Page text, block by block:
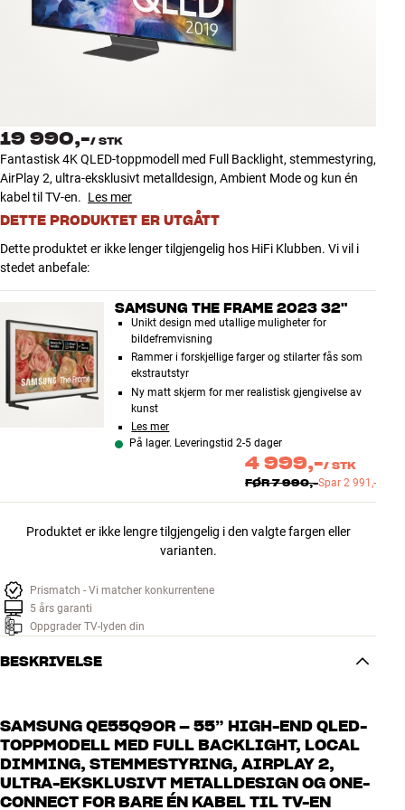
Tilbehør
INSPIRASJON
NYHETER
TILBUD
Finn Butikk
Kundeservice
Bygg med lyd
19 990,-/ STK
Fantastisk 4K QLED-toppmodell med Full Backlight, stemmestyring,
AirPlay 2, ultra-eksklusivt metalldesign, Ambient Mode og kun én
kabel til TV-en. Les mer
DETTE PRODUKTET ER UTGÅTT
Dette produktet er ikke lenger tilgjengelig hos HiFi Klubben. Vi vil i
stedet anbefale:
SAMSUNG THE FRAME 2023 32"
Unikt design med utallige muligheter for
bildefremvisning
Rammer i forskjellige farger og stilarter fås som
ekstrautstyr
Ny matt skjerm for mer realistisk gjengivelse av
kunst
Les mer
På lager. Leveringstid 2-5 dager
4 999,-/ STK
FØR7 990,-Spar 2 991,-
Produktet er ikke lengre tilgjengelig i den valgte fargen eller
varianten.
Prismatch - Vi matcher konkurrentene
5 års garanti
Oppgrader TV-lyden din
BESKRIVELSE
SAMSUNG QE55Q90R – 55” HIGH-END QLED-
TOPPMODELL MED FULL BACKLIGHT, LOCAL
DIMMING, STEMMESTYRING, AIRPLAY 2,
ULTRA-EKSKLUSIVT METALLDESIGN OG ONE-
CONNECT FOR BARE ÉN KABEL TIL TV-EN